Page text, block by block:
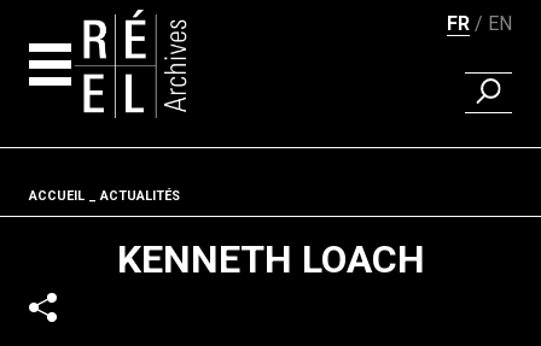
FR EN
Fil d'ariane
ACCUEIL ACTUALITÉS
KENNETH LOACH